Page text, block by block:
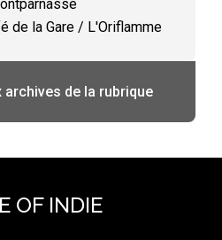
de la Gare / L'Oriflamme
archives de la rubrique
OF INDIE